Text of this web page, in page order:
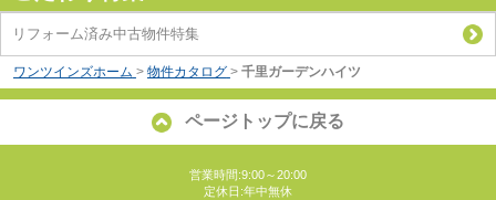
リフォーム済み中古物件特集
ワンツインズホーム > 物件カタログ > 千里ガーデンハイツ
ページトップに戻る
営業時間:9:00～20:00
定休日:年中無休